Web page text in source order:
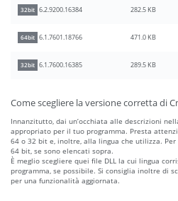
32bit 6.2.9200.16384 282.5 KB
64bit 6.1.7601.18766 471.0 KB
32bit 6.1.7600.16385 289.5 KB
Come scegliere la versione corretta di
Innanzitutto, dai un’occhiata alle descrizioni
appropriato per il tuo programma. Presta
64 o 32 bit e, inoltre, alla lingua che utilizza.
64 bit, se sono elencati sopra.
È meglio scegliere quei file DLL la cui lingua
programma, se possibile. Si consiglia inoltre di
per una funzionalità aggiornata.